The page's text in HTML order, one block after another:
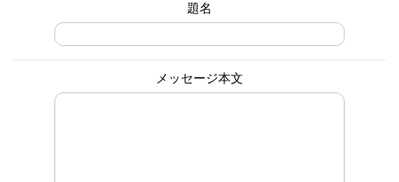
題名
メッセージ本文